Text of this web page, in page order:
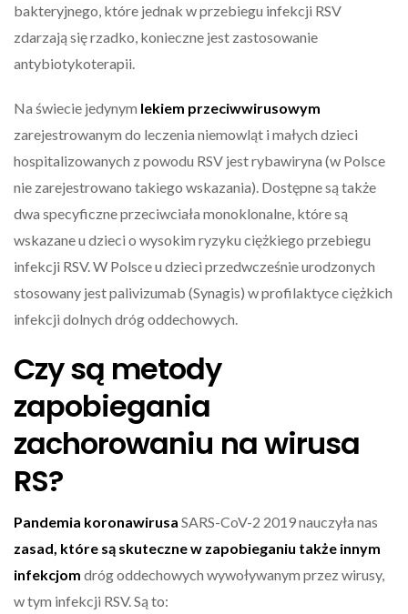
bakteryjnego, które jednak w przebiegu infekcji RSV
zdarzają się rzadko, konieczne jest zastosowanie
antybiotykoterapii.
Na świecie jedynym lekiem przeciwwirusowym
zarejestrowanym do leczenia niemowląt i małych dzieci
hospitalizowanych z powodu RSV jest rybawiryna (w Polsce
nie zarejestrowano takiego wskazania). Dostępne są także
dwa specyficzne przeciwciała monoklonalne, które są
wskazane u dzieci o wysokim ryzyku ciężkiego przebiegu
infekcji RSV. W Polsce u dzieci przedwcześnie urodzonych
stosowany jest palivizumab (Synagis) w profilaktyce ciężkich
infekcji dolnych dróg oddechowych.
Czy są metody
zapobiegania
zachorowaniu na wirusa
RS?
Pandemia koronawirusa SARS-CoV-2 2019 nauczyła nas
zasad, które są skuteczne w zapobieganiu także innym
infekcjom dróg oddechowych wywoływanym przez wirusy,
w tym infekcji RSV. Są to: